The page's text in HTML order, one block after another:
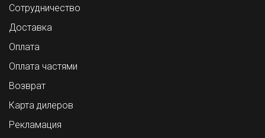
Сотрудничество
Доставка
Оплата
Оплата частями
Возврат
Карта дилеров
Рекламация